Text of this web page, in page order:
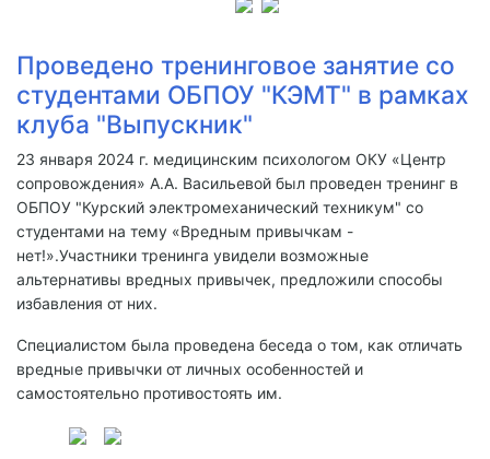
Проведено тренинговое занятие со
студентами ОБПОУ "КЭМТ" в рамках
клуба "Выпускник"
23 января 2024 г. медицинским психологом ОКУ «Центр
сопровождения» А.А. Васильевой был проведен тренинг в
ОБПОУ "Курский электромеханический техникум" со
студентами на тему «Вредным привычкам -
нет!».Участники тренинга увидели возможные
альтернативы вредных привычек, предложили способы
избавления от них.
Специалистом была проведена беседа о том, как отличать
вредные привычки от личных особенностей и
самостоятельно противостоять им.